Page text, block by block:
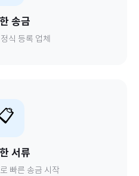
송금
식 등록 업체
서류
빠른 송금 시작